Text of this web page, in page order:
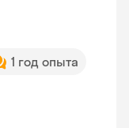
1 год опыта